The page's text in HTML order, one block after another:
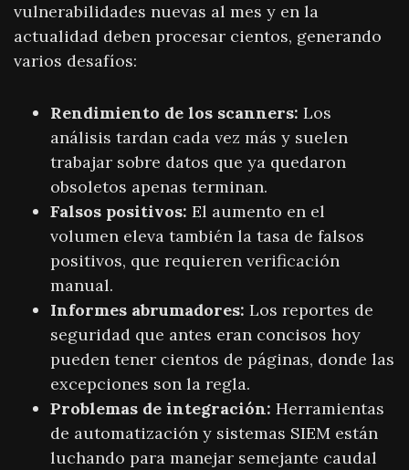
vulnerabilidades nuevas al mes y en la
actualidad deben procesar cientos, generando
varios desafíos:
Rendimiento de los scanners: Los
análisis tardan cada vez más y suelen
trabajar sobre datos que ya quedaron
obsoletos apenas terminan.
Falsos positivos: El aumento en el
volumen eleva también la tasa de falsos
positivos, que requieren verificación
manual.
Informes abrumadores: Los reportes de
seguridad que antes eran concisos hoy
pueden tener cientos de páginas, donde las
excepciones son la regla.
Problemas de integración: Herramientas
de automatización y sistemas SIEM están
luchando para manejar semejante caudal